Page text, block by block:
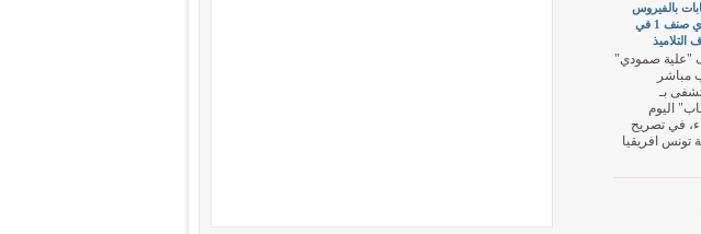
بالفيروس
الكبدي صنف 1 في
التلاميذ
صمودي"
مباشر
بـ
اليوم
في تصريح
تونس افريقيا